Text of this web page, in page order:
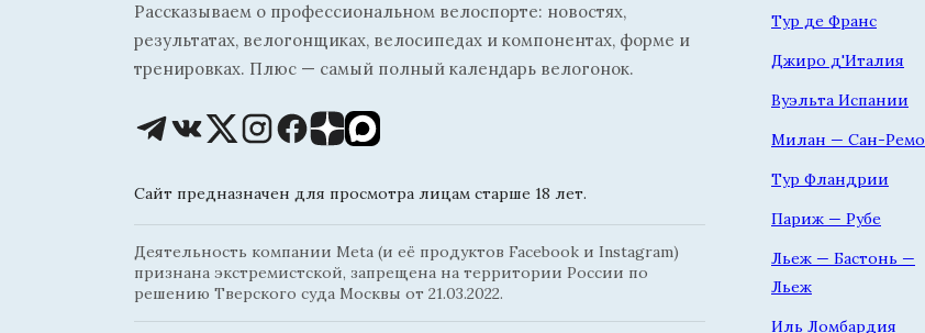
Рассказываем о профессиональном велоспорте: новостях,
результатах, велогонщиках, велосипедах и компонентах, форме и
тренировках. Плюс — самый полный календарь велогонок.
Сайт предназначен для просмотра лицам старше 18 лет.
Деятельность компании Meta (и её продуктов Facebook и Instagram)
признана экстремистской, запрещена на территории России по
решению Тверского суда Москвы от 21.03.2022.
Тур де Франс
Джиро д'Италия
Вуэльта Испании
Милан — Сан-Ремо
Тур Фландрии
Париж — Рубе
Льеж — Бастонь —
Льеж
Иль Ломбардия